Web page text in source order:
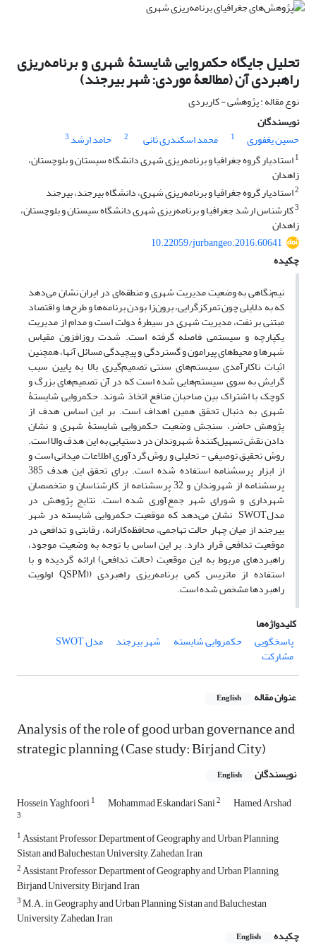
تحلیل جایگاه حکمروایی شایستۀ شهری و برنامه‌ریزی
راهبردی آن (مطالعۀ مورد‌ی: شهر بیرجند)
نوع مقاله : پژوهشی - کاربردی
نویسندگان
حسین یغفوری
1 محمد اسکندری ثانی 2 حامد ارشد 3
1استادیار گروه جغرافیا و برنامه‌ریزی شهری دانشگاه سیستان و بلوچستان،
زاهدان
2استادیار گروه جغرافیا و برنامه‌ریزی شهری، دانشگاه بیرجند، بیرجند
3کارشناس ارشد جغرافیا و برنامه‌ریزی شهری دانشگاه سیستان و بلوچستان،
زاهدان
10.22059/jurbangeo.2016.60641
چکیده
نیم‌نگاهی به وضعیت مدیریت شهری و منطقه‌ای در ایران نشان می‌دهد
که به دلایلی چون تمرکزگرایی، برون‌زا بودن برنامه‌ها و طرح‌ها و اقتصاد
مبتنی بر نفت، مدیریت شهری در سیطرۀ دولت است و مدام از مدیریت
یکپارچه و سیستمی فاصله گرفته است. شدت روزافزون مقیاس
شهرها و محیط‌های پیرامون و گستردگی و پیچیدگی مسائل آنها، همچنین
اثبات ناکارآمدی سیستم‌های سنتی تصمیم‌گیری بالا به پایین سبب
گرایش به سوی سیستم‌هایی شده است که در آن تصمیم‌های بزرگ و
کوچک با اشتراک بین صاحبان منافع اتخاذ شوند. حکمروایی شایستۀ
شهری به دنبال تحقق همین اهداف است. بر این اساس هدف از
پژوهش حاضر، سنجش وضعیت حکمروایی شایستۀ شهری و نشان
دادن نقش تسهیل‌کنندۀ شهروندان در دستیابی به این هدف والا است.
روش تحقیق توصیفی - تحلیلی و روش گردآوری اطلاعات میدانی است و
از ابزار پرسشنامه استفاده شده است. برای تحقق این هدف 385
پرسشنامه از شهروندان و 32 پرسشنامه از کارشناسان و متخصصان
شهرداری و شورای شهر جمع‌آوری شده است. نتایج پژوهش در
مدلSWOT نشان می‌دهد که موقعیت حکمروایی شایسته در شهر
بیرجند از میان چهار حالت تهاجمی، محافظه‌کارانه، رقابتی و تدافعی در
موقعیت تدافعی قرار دارد. بر این اساس با توجه به وضعیت موجود،
راهبردهای مربوط به این موقعیت (حالت تدافعی) ارائه گردیده و با
استفاده از ماتریس کمی برنامه‌ریزی راهبردی ((QSPM اولویت
راهبردها مشخص شده است.
کلیدواژه‌ها
پاسخگویی
حکمروایی شایسته شهر بیرجند مدل SWOT
مشارکت
عنوان مقاله English
Analysis of the role of good urban governance and
strategic planning (Case study: Birjand City)
نویسندگان English
Hossein Yaghfoori1 Mohammad Eskandari Sani2 Hamed Arshad
3
1Assistant Professor, Department of Geography and Urban Planning,
Sistan and Baluchestan University, Zahedan, Iran
2Assistant Professor, Department of Geography and Urban Planning,
Birjand University, Birjand, Iran
3M.A. in Geography and Urban Planning, Sistan and Baluchestan
University, Zahedan, Iran
چکیده
English